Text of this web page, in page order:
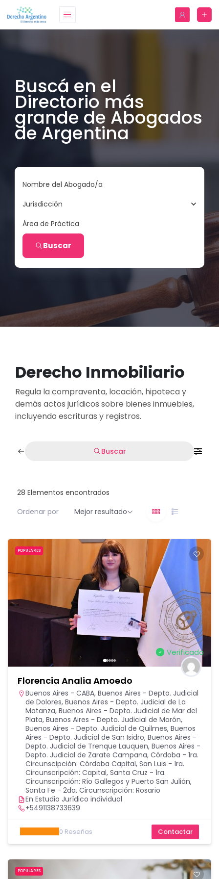
Buscá en el
Directorio más
grande de Abogados
de Argentina
Nombre del Abogado/a
Jurisdicción
Área de Práctica
Buscar
Derecho Inmobiliario
Regula la compraventa, locación, hipoteca y
demás actos jurídicos sobre bienes inmuebles,
incluyendo escrituras y registros.
Buscar
28 Elementos encontrados
Ordenar por
Mejor resultado
POPULARES
Verificado
Florencia Analia Amoedo
Buenos Aires - CABA, Buenos Aires - Depto. Judicial
de Dolores, Buenos Aires - Depto. Judicial de La
Matanza, Buenos Aires - Depto. Judicial de Mar del
Plata, Buenos Aires - Depto. Judicial de Morón,
Buenos Aires - Depto. Judicial de Quilmes, Buenos
Aires - Depto. Judicial de San Isidro, Buenos Aires -
Depto. Judicial de Trenque Lauquen, Buenos Aires -
Depto. Judicial de Zarate Campana, Córdoba - 1ra.
Circunscipción: Córdoba Capital, San Luis - 1ra.
Circunscripción: Capital, Santa Cruz - 1ra.
Circunscripción: Río Gallegos y Puerto San Julián,
Santa Fe - 2da. Circunscripción: Rosario
En Estudio Jurídico individual
+5491138733639
0 Reseñas Contactar
POPULARES